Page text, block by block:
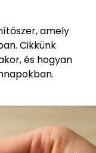
amely
Cikkünk
és hogyan